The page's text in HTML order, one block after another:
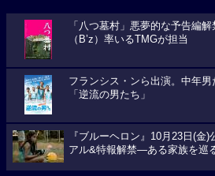
「八つ墓村」悪夢的な予告編
（B’z）率いるTMGが担当
フランシス・ンら出演。中年
「逆流の男たち」
『ブルーヘロン』10月23日(金
アル&特報解禁―ある家族を巡